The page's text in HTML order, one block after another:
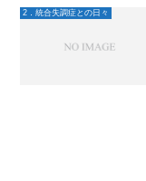
2．統合失調症との日々